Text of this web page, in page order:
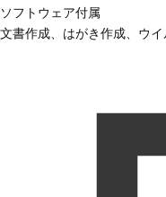
ソフトウェア付属
文書作成、はがき作成、ウ